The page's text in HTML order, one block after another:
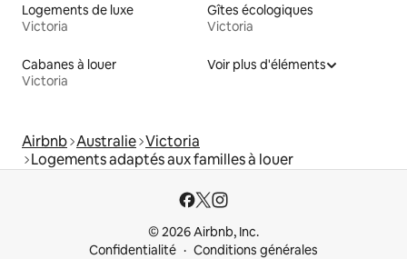
Logements de luxe
Victoria
Gîtes écologiques
Victoria
Cabanes à louer
Victoria
Voir plus d'éléments
Airbnb Australie Victoria
Logements adaptés aux familles à louer
© 2026 Airbnb, Inc.
Confidentialité
Conditions générales